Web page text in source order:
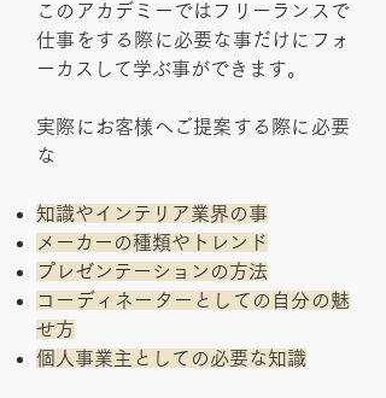
このアカデミーではフリーランスで
仕事をする際に必要な事だけにフォ
ーカスして学ぶ事ができます。
実際にお客様へご提案する際に必要
な
知識やインテリア業界の事
メーカーの種類やトレンド
プレゼンテーションの方法
コーディネーターとしての自分の魅
せ方
個人事業主としての必要な知識